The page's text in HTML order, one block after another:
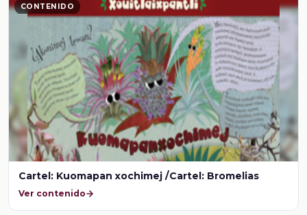
CONTENIDO
Cartel: Kuomapan xochimej /Cartel: Bromelias
Ver contenido